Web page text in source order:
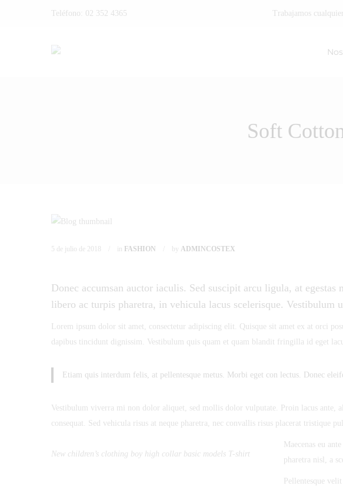
Teléfono: 02 352 4365 Trabajamos
Menu
Soft
in FASHION
5 de julio de 2018 by ADMINCOSTEX
Soft
Mix
Turtleneck
de
Donec accumsan auctor iaculis. Sed suscipit arcu ligula, at
libero ac turpis pharetra, in vehicula lacus scelerisque. Vestibulum
Lorem ipsum dolor sit amet, consectetur adipiscing elit. Quisque sit amet ex at orci
dapibus tincidunt dignissim. Vestibulum quis quam et quam blandit fringilla id eget
Etiam quis interdum felis, at pellentesque metus. Morbi eget con lectus. Donec
Vestibulum viverra mi non dolor aliquet, sed mollis dolor vulputate. Proin lacus ante,
consequat. Sed vehicula risus at neque pharetra, nec convallis risus placerat tristique
New children’s clothing boy high collar basic models T-shirt
Maecenas eu
pharetra nisl, a
Pellentesque